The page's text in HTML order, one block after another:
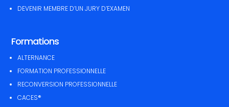
DEVENIR MEMBRE D’UN JURY D’EXAMEN
Formations
ALTERNANCE
FORMATION PROFESSIONNELLE
RECONVERSION PROFESSIONNELLE
CACES®